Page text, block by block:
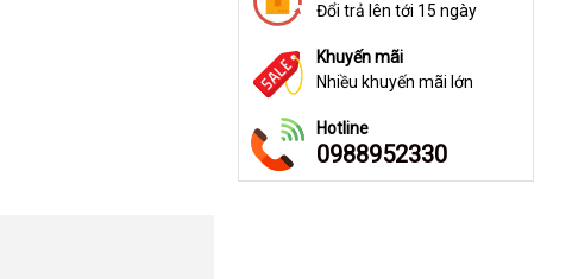
Đổi trả lên tới 15 ngày
Khuyến mãi
Nhiều khuyến mãi lớn
Hotline
0988952330